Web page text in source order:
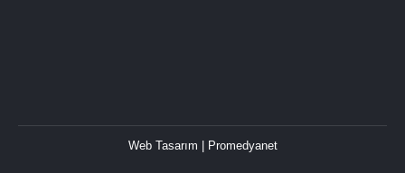
Web Tasarım | Promedyanet